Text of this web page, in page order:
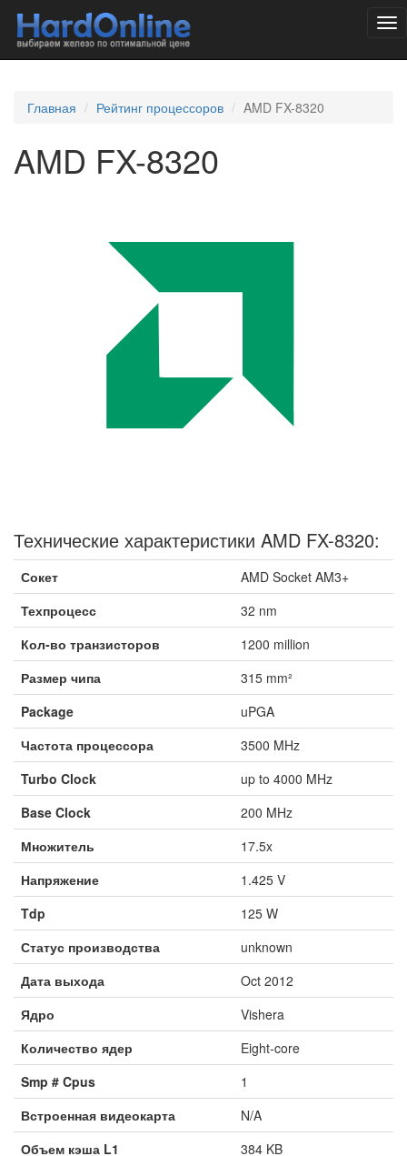
Главная Рейтинг процессоров AMD FX-8320
AMD FX-8320
Технические характеристики AMD FX-8320:
Сокет
AMD Socket AM3+
Техпроцесс
32 nm
Кол-во транзисторов
1200 million
Размер чипа
315 mm²
Package
uPGA
Частота процессора
3500 MHz
Turbo Clock
up to 4000 MHz
Base Clock
200 MHz
Множитель
17.5x
Напряжение
1.425 V
Tdp
125 W
Статус производства
unknown
Дата выхода
Oct 2012
Ядро
Vishera
Количество ядер
Eight-core
Smp # Cpus
1
Встроенная видеокарта
N/A
Объем кэша L1
384 KB